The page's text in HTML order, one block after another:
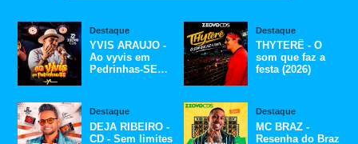
Destaque
YVIS ARAUJO -
Ao vyvis em
Pedrinhas-SE
Destaque
THYTERÊ - O
som que faz a
festa (2026)
Destaque
DEJA RIBEIRO -
CD - Sem limites
Destaque
MC BRAZ -
Resenha do Braz